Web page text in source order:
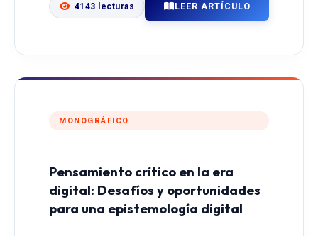
4143 lecturas LEER ARTÍCULO
MONOGRÁFICO
Pensamiento crítico en la era
digital: Desafíos y oportunidades
para una epistemología digital